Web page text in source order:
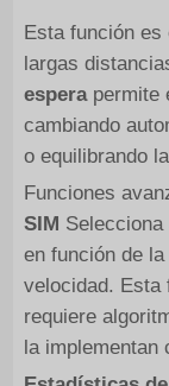
Esta función
largas
esperapermite
cambiando
o equilibrando
Funciones
SIM
en función de
velocidad. Esta
requiere
la implementan